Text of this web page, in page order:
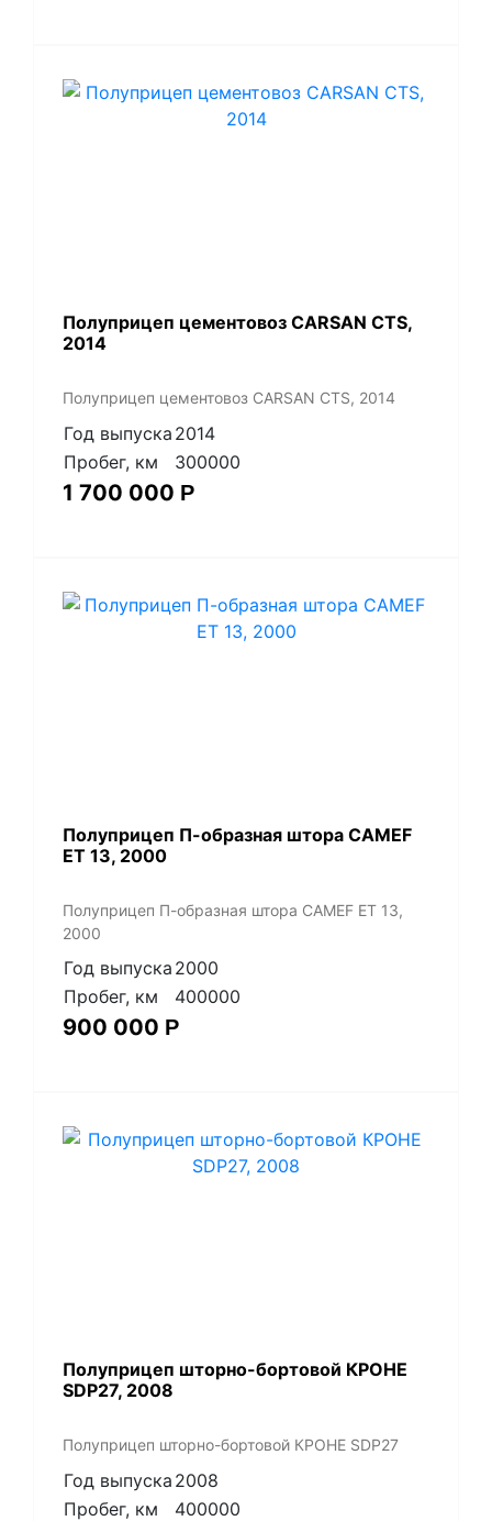
Полуприцеп цементовоз СARSАN CТS,
2014
Полуприцеп цементовоз СARSАN CТS, 2014
Год выпуска 2014
Пробег, км
300000
1 700 000 Р
Полуприцеп П-образная штора CAMEF
ET 13, 2000
Полуприцеп П-образная штора CAMEF ET 13,
2000
Год выпуска 2000
Пробег, км
400000
900 000 Р
Полуприцеп шторно-бортовой КРОНЕ
SDP27, 2008
Полуприцеп шторно-бортовой КРОНЕ SDP27
Год выпуска 2008
Пробег, км
400000